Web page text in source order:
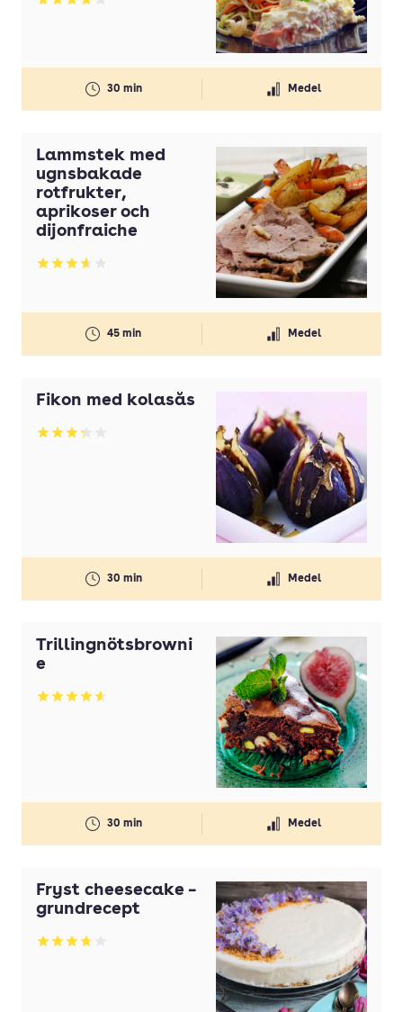
Betyg: 4.07 av 5
30 min Medel
Lammstek med
ugnsbakade
rotfrukter,
aprikoser och
dijonfraiche
Betyg: 3.64 av 5
45 min Medel
Fikon med kolasås
Betyg: 3.24 av 5
30 min Medel
Trillingnötsbrowni
e
Betyg: 4.6 av 5
30 min Medel
Fryst cheesecake –
grundrecept
Betyg: 3.75 av 5